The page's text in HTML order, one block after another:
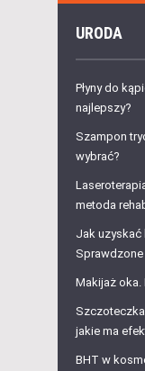
URODA
Płyny do
najlepszy?
Szampon
wybrać?
metoda
Jak uzyskać
Makijaż oka.
jakie ma
BHT w